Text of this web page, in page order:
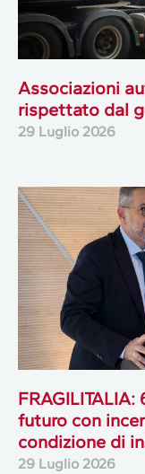
Associazioni
rispettato dal
29 Luglio 2026
futuro con
condizione di
29 Luglio 2026